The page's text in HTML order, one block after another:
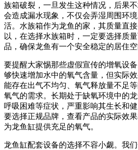
族箱破裂，一旦发生这种情况，后果
会造成漏水现象，不仅会弄湿周围环
活。水族箱作为龙鱼的家，其质量直
以，在选择水族箱时，一定要选择质
品，确保龙鱼有一个安全稳定的居住空
要提醒大家惕那些虚假宣传的增氧设
够快速增加水中的氧气含量，但实际
能存在出气不均匀、氧气释放量不足
氧气的需求。长期处于缺氧环境中的龙
呼吸困难等症状，严重影响其生长和
要选择正规品牌，查看产品的实际效
为龙鱼缸提供充足的氧气。
龙鱼缸配套设备的选择不容小觑。我